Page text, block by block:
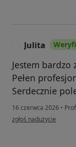
Julita
Jestem
Pełen
Serdecznie
16 czerwca 2026 •
w opinii użytkownika
zgłoś nadużycie